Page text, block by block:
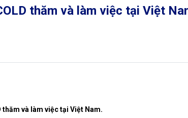
thăm và làm việc tại Việt
thăm và làm việc tại Việt Nam.